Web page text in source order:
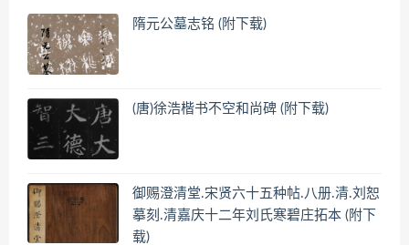
隋元公墓志铭 (附下载)
(唐)徐浩楷书不空和尚碑 (附下载)
御赐澄清堂.宋贤六十五种帖.八册.清.刘恕
摹刻.清嘉庆十二年刘氏寒碧庄拓本 (附下
载)